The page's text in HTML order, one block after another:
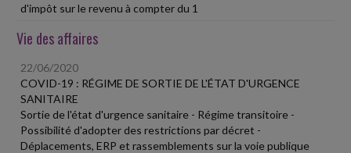
d'impôt sur le revenu à compter du 1
Vie des affaires
22/06/2020
COVID-19 : RÉGIME DE SORTIE DE L'ÉTAT D'URGENCE
SANITAIRE
Sortie de l'état d'urgence sanitaire - Régime transitoire -
Possibilité d'adopter des restrictions par décret -
Déplacements, ERP et rassemblements sur la voie publique